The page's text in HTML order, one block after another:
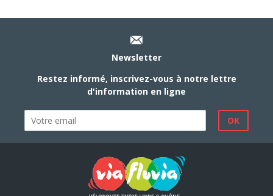
Newsletter
Restez informé, inscrivez-vous à notre lettre
d'information en ligne